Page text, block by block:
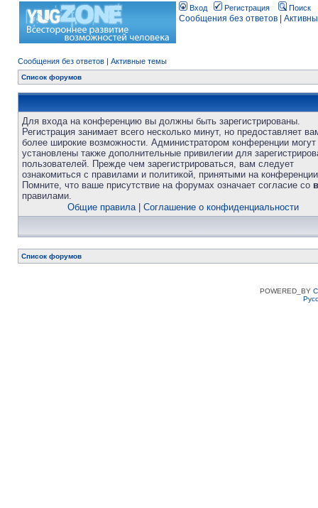
Вход Регистрация Поиск
Сообщения без ответов
Сообщения без ответов | Активные темы
Список форумов
Для входа на конференцию вы должны быть зарегистрированы.
Регистрация занимает всего несколько минут, но предоставляет
более широкие возможности. Администратором конференции
установлены также дополнительные привилегии для
пользователей. Прежде чем зарегистрироваться, вам следует
ознакомиться с правилами и политикой, принятыми на
Помните, что ваше присутствие на форумах означает согласие со
правилами.
Общие правила| Соглашение о конфиденциальности
Список форумов
POWERED_BY